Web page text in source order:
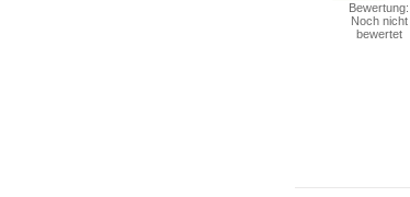
Bewertung:
Noch nicht
bewertet